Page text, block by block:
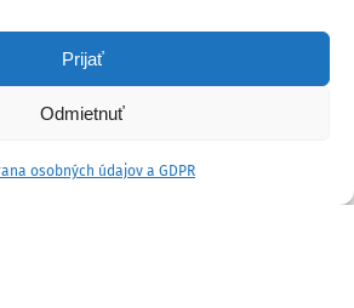
Prijať
Odmietnuť
osobných údajov a GDPR